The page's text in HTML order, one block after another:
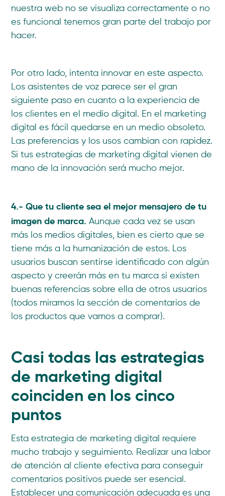
nuestra web no se visualiza correctamente o no
es funcional tenemos gran parte del trabajo por
hacer.
Por otro lado, intenta innovar en este aspecto.
Los asistentes de voz parece ser el gran
siguiente paso en cuanto a la experiencia de
los clientes en el medio digital. En el marketing
digital es fácil quedarse en un medio obsoleto.
Las preferencias y los usos cambian con rapidez.
Si tus estrategias de marketing digital vienen de
mano de la innovación será mucho mejor.
4.- Que tu cliente sea el mejor mensajero de tu
imagen de marca. Aunque cada vez se usan
más los medios digitales, bien es cierto que se
tiene más a la humanización de estos. Los
usuarios buscan sentirse identificado con algún
aspecto y creerán más en tu marca si existen
buenas referencias sobre ella de otros usuarios
(todos miramos la sección de comentarios de
los productos que vamos a comprar).
Casi todas las estrategias
de marketing digital
coinciden en los cinco
puntos
Esta estrategia de marketing digital requiere
mucho trabajo y seguimiento. Realizar una labor
de atención al cliente efectiva para conseguir
comentarios positivos puede ser esencial.
Establecer una comunicación adecuada es una